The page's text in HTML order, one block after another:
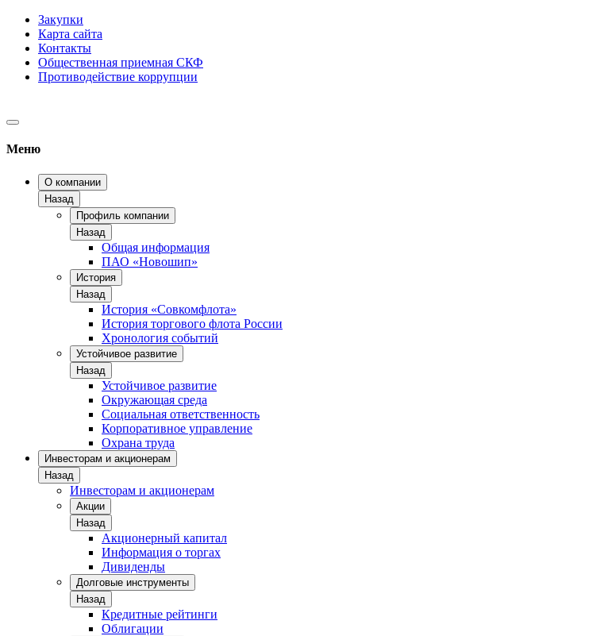
Закупки
Карта сайта
Контакты
Общественная приемная СКФ
Противодействие коррупции
Меню
О компании
Назад
Профиль компании
Назад
Общая информация
ПАО «Новошип»
История
Назад
История «Совкомфлота»
История торгового флота России
Хронология событий
Устойчивое развитие
Назад
Устойчивое развитие
Окружающая среда
Социальная ответственность
Корпоративное управление
Охрана труда
Инвесторам и акционерам
Назад
Инвесторам и акционерам
Акции
Назад
Акционерный капитал
Информация о торгах
Дивиденды
Долговые инструменты
Назад
Кредитные рейтинги
Облигации